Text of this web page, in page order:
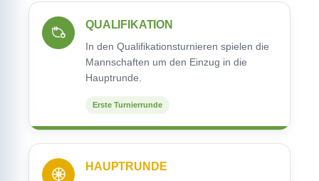
QUALIFIKATION
In den Qualifikationsturnieren spielen die
Mannschaften um den Einzug in die
Hauptrunde.
Erste Turnierrunde
HAUPTRUNDE